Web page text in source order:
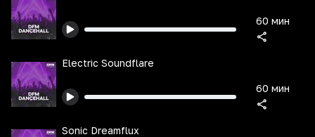
60 мин
Electric Soundflare
60 мин
Sonic Dreamflux